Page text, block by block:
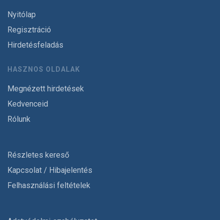
Nyitólap
Regisztráció
Hirdetésfeladás
HASZNOS OLDALAK
Megnézett hirdetések
Kedvenceid
Rólunk
Részletes kereső
Kapcsolat / Hibajelentés
Felhasználási feltételek